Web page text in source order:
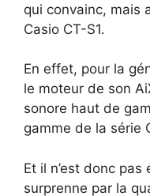
qui convainc, mais
Casio CT-S1.
En effet, pour la
le moteur de son
sonore haut de
gamme de la série
Et il n’est donc pas
surprenne par la